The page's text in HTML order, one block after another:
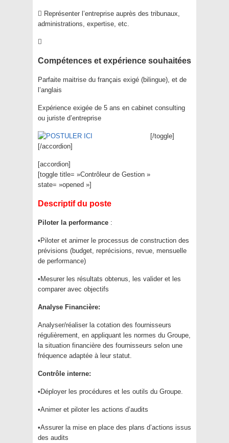
 Représenter l’entreprise auprès des tribunaux,
administrations, expertise, etc.

Compétences et expérience souhaitées
Parfaite maitrise du français exigé (bilingue), et de
l’anglais
Expérience exigée de 5 ans en cabinet consulting
ou juriste d’entreprise
[/toggle]
[/accordion]
[accordion]
[toggle title= »Contrôleur de Gestion »
state= »opened »]
Descriptif du poste
Piloter la performance :
•Piloter et animer le processus de construction des
prévisions (budget, reprécisions, revue, mensuelle
de performance)
•Mesurer les résultats obtenus, les valider et les
comparer avec objectifs
Analyse Financière:
Analyser/réaliser la cotation des fournisseurs
régulièrement, en appliquant les normes du Groupe,
la situation financière des fournisseurs selon une
fréquence adaptée à leur statut.
Contrôle interne:
•Déployer les procédures et les outils du Groupe.
•Animer et piloter les actions d’audits
•Assurer la mise en place des plans d’actions issus
des audits